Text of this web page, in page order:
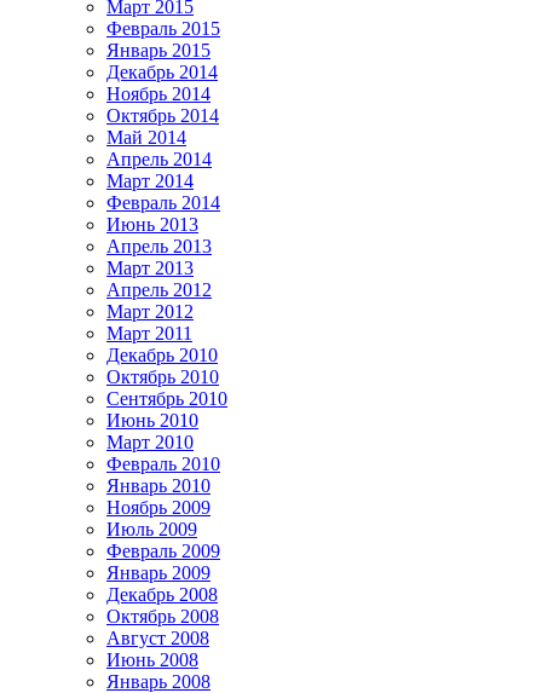
Март 2015
Февраль 2015
Январь 2015
Декабрь 2014
Ноябрь 2014
Октябрь 2014
Май 2014
Апрель 2014
Март 2014
Февраль 2014
Июнь 2013
Апрель 2013
Март 2013
Апрель 2012
Март 2012
Март 2011
Декабрь 2010
Октябрь 2010
Сентябрь 2010
Июнь 2010
Март 2010
Февраль 2010
Январь 2010
Ноябрь 2009
Июль 2009
Февраль 2009
Январь 2009
Декабрь 2008
Октябрь 2008
Август 2008
Июнь 2008
Январь 2008